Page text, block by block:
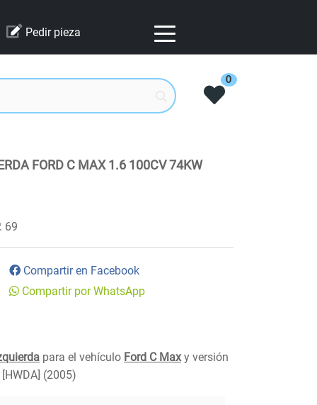
Pedir pieza
0
FORD C MAX 1.6 100CV 74KW
69
Compartir en Facebook
Compartir por WhatsApp
para el vehículo Ford C Maxy versión
(2005)